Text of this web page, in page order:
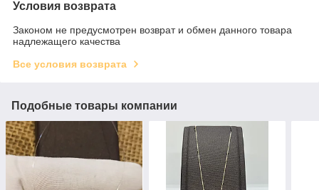
Условия возврата
Законом не предусмотрен возврат и обмен данного товара
надлежащего качества
Все условия возврата
Подобные товары компании